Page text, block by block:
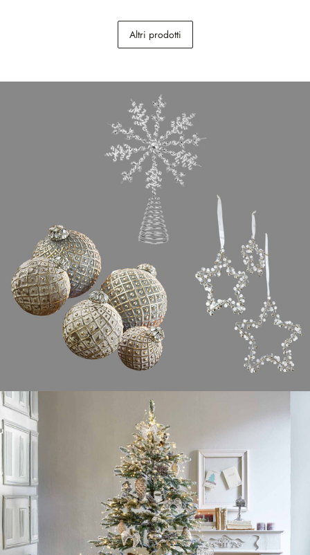
Coppia di decorazioni da
appendere Sylphelle
Altri prodotti